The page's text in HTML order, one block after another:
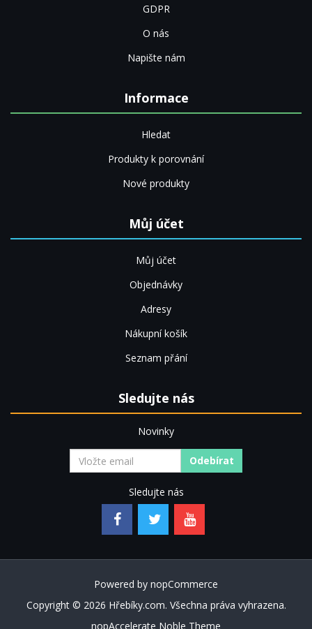
GDPR
O nás
Napište nám
Informace
Hledat
Produkty k porovnání
Nové produkty
Můj účet
Můj účet
Objednávky
Adresy
Nákupní košík
Seznam přání
Sledujte nás
Novinky
Odebírat
Sledujte nás
Powered by nopCommerce
Copyright © 2026 Hřebíky.com. Všechna práva vyhrazena.
nopAccelerate Noble Theme